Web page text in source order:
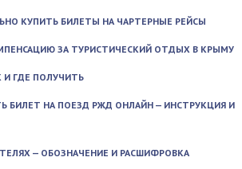
КУПИТЬ БИЛЕТЫ НА ЧАРТЕРНЫЕ РЕЙСЫ
ЗА ТУРИСТИЧЕСКИЙ ОТДЫХ В КРЫМУ
И ГДЕ ПОЛУЧИТЬ
БИЛЕТ НА ПОЕЗД РЖД ОНЛАЙН — ИНСТРУКЦИЯ И
— ОБОЗНАЧЕНИЕ И РАСШИФРОВКА